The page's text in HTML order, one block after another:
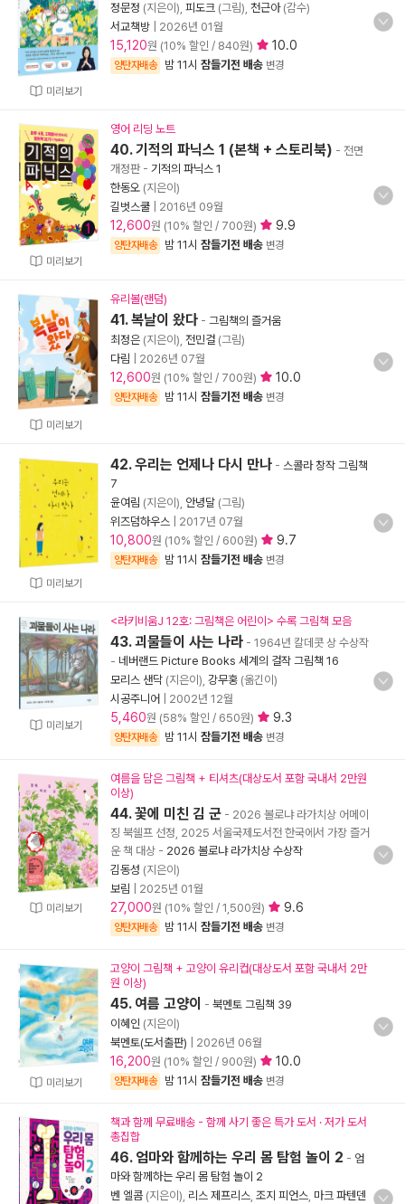
미리보기
정문정 (지은이), 피도크 (그림), 천근아(감수)
서교책방
2026년 01월
15,120원 (10% 할인 / 840원) 10.0
양탄자배송 밤 11시 잠들기전 배송 변경
미리보기
영어 리딩 노트
40. 기적의 파닉스 1 (본책 + 스토리북) - 전면
개정판- 기적의 파닉스 1
한동오 (지은이)
길벗스쿨
2016년 09월
12,600원 (10% 할인 / 700원) 9.9
양탄자배송 밤 11시 잠들기전 배송 변경
미리보기
유리볼(랜덤)
41. 복날이 왔다 - 그림책의 즐거움
최정은 (지은이), 전민걸 (그림)
다림
2026년 07월
12,600원 (10% 할인 / 700원) 10.0
양탄자배송 밤 11시 잠들기전 배송 변경
미리보기
42. 우리는 언제나 다시 만나 - 스콜라 창작 그림책
7
윤여림 (지은이), 안녕달 (그림)
위즈덤하우스
2017년 07월
10,800원 (10% 할인 / 600원) 9.7
양탄자배송 밤 11시 잠들기전 배송 변경
미리보기
<라키비움J 12호: 그림책은 어린이> 수록 그림책 모음
43. 괴물들이 사는 나라 - 1964년 칼데콧 상 수상작
- 네버랜드 Picture Books 세계의 걸작 그림책 16
모리스 샌닥 (지은이), 강무홍 (옮긴이)
시공주니어
2002년 12월
5,460원 (58% 할인 / 650원) 9.3
양탄자배송 밤 11시 잠들기전 배송 변경
미리보기
여름을 담은 그림책 + 티셔츠(대상도서 포함 국내서 2만원
이상)
44. 꽃에 미친 김 군 - 2026 볼로냐 라가치상 어메이
징 북쉘프 선정, 2025 서울국제도서전 한국에서 가장 즐거
운 책 대상 - 2026 볼로냐 라가치상 수상작
김동성 (지은이)
보림
2025년 01월
27,000원 (10% 할인 / 1,500원) 9.6
양탄자배송 밤 11시 잠들기전 배송 변경
미리보기
고양이 그림책 + 고양이 유리컵(대상도서 포함 국내서 2만
원 이상)
45. 여름 고양이 - 북멘토 그림책 39
이혜인 (지은이)
북멘토(도서출판)
2026년 06월
16,200원 (10% 할인 / 900원) 10.0
양탄자배송 밤 11시 잠들기전 배송 변경
책과 함께 무료배송 - 함께 사기 좋은 특가 도서 · 저가 도서
총집합
46. 엄마와 함께하는 우리 몸 탐험 놀이 2 - 엄
마와 함께하는 우리 몸 탐험 놀이 2
벤 엘콤 (지은이), 리스 제프리스 조지 피언스 마크 파텐덴